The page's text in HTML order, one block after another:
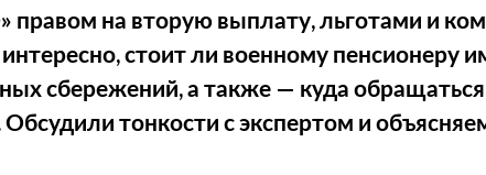
правом на вторую выплату, льготами и
стоит ли военному пенсионеру
сбережений, а также — куда
тонкости с экспертом и